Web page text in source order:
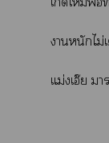
าหนักไม่
แม่งเอ๊ย 